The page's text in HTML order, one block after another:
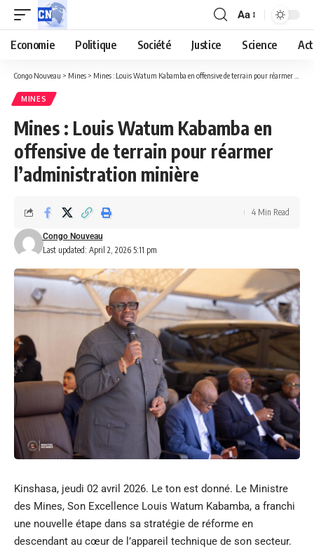
Aa
Economie Politique Société Justice Science
Congo Nouveau > Mines > Mines : Louis Watum Kabamba en offensive de terrain pour réarmer l’administration minière
MINES
Mines : Louis Watum Kabamba en
offensive de terrain pour réarmer
l’administration minière
Last updated: April 2, 2026 5:11 pm
Congo Nouveau
4 Min Read
Kinshasa, jeudi 02 avril 2026. Le ton est donné. Le Ministre
des Mines, Son Excellence Louis Watum Kabamba, a franchi
une nouvelle étape dans sa stratégie de réforme en
descendant au cœur de l’appareil technique de son secteur.